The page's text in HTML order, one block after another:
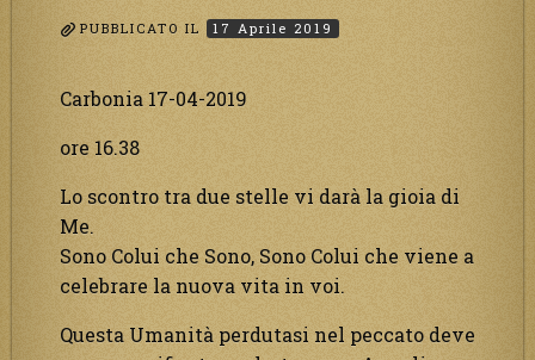
PUBBLICATO IL 17 Aprile 2019
Carbonia 17-04-2019
ore 16.38
Lo scontro tra due stelle vi darà la gioia di
Me.
Sono Colui che Sono, Sono Colui che viene a
celebrare la nuova vita in voi.
Questa Umanità perdutasi nel peccato deve